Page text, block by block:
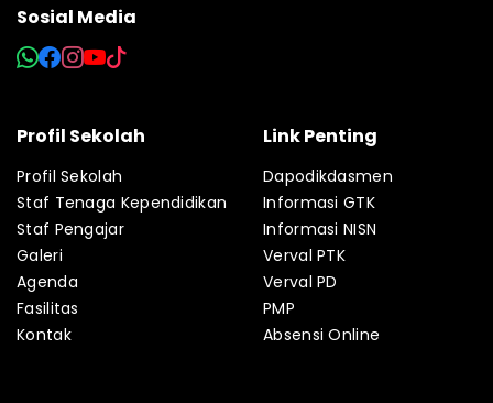
Sosial Media
Profil Sekolah
Profil Sekolah
Staf Tenaga Kependidikan
Staf Pengajar
Galeri
Agenda
Fasilitas
Kontak
Link Penting
Dapodikdasmen
Informasi GTK
Informasi NISN
Verval PTK
Verval PD
PMP
Absensi Online